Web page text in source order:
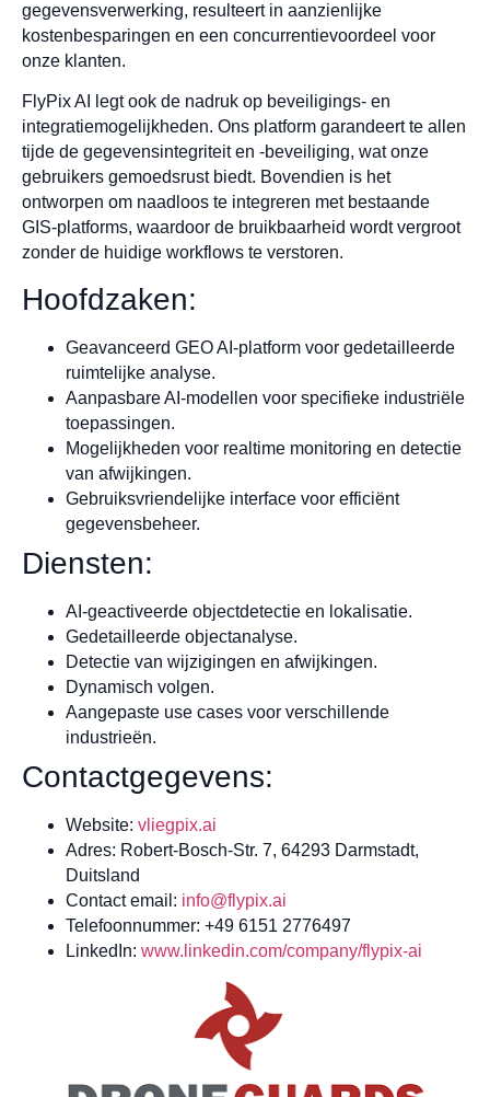
gegevensverwerking, resulteert in aanzienlijke
kostenbesparingen en een concurrentievoordeel voor
onze klanten.
FlyPix AI legt ook de nadruk op beveiligings- en
integratiemogelijkheden. Ons platform garandeert te allen
tijde de gegevensintegriteit en -beveiliging, wat onze
gebruikers gemoedsrust biedt. Bovendien is het
ontworpen om naadloos te integreren met bestaande
GIS-platforms, waardoor de bruikbaarheid wordt vergroot
zonder de huidige workflows te verstoren.
Hoofdzaken:
Geavanceerd GEO AI-platform voor gedetailleerde
ruimtelijke analyse.
Aanpasbare AI-modellen voor specifieke industriële
toepassingen.
Mogelijkheden voor realtime monitoring en detectie
van afwijkingen.
Gebruiksvriendelijke interface voor efficiënt
gegevensbeheer.
Diensten:
AI-geactiveerde objectdetectie en lokalisatie.
Gedetailleerde objectanalyse.
Detectie van wijzigingen en afwijkingen.
Dynamisch volgen.
Aangepaste use cases voor verschillende
industrieën.
Contactgegevens:
Website: vliegpix.ai
Adres: Robert-Bosch-Str. 7, 64293 Darmstadt,
Duitsland
Contact email: info@flypix.ai
Telefoonnummer: +49 6151 2776497
LinkedIn: www.linkedin.com/company/flypix-ai